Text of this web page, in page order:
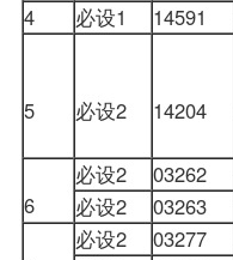
4
必设1 14591
5 必设2 14204
6
必设2 03262
必设2
03263
必设2 03277